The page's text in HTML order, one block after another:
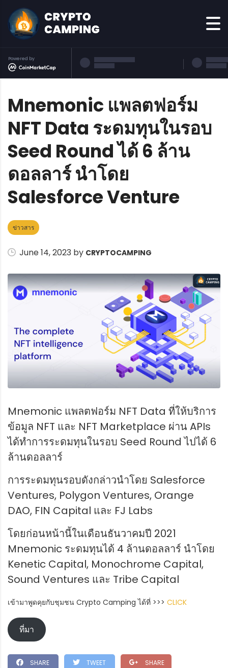
Powered by
Mnemonic แพลตฟอร์ม
NFT Data ระดมทุนในรอบ
Seed Round ได้ 6 ล้าน
ดอลลาร์ นำโดย
Salesforce Venture
ข่าวสาร
June 14, 2023 by CRYPTOCAMPING
Mnemonic แพลตฟอร์ม NFT Data ที่ให้บริการ
ข้อมูล NFT และ NFT Marketplace ผ่าน APIs
ได้ทำการระดมทุนในรอบ Seed Round ไปได้ 6
ล้านดอลลาร์
การระดมทุนรอบดังกล่าวนำโดย Salesforce
Ventures, Polygon Ventures, Orange
DAO, FIN Capital และ FJ Labs
โดยก่อนหน้านี้ในเดือนธันวาคมปี 2021
Mnemonic ระดมทุนได้ 4 ล้านดอลลาร์ นำโดย
Kenetic Capital, Monochrome Capital,
Sound Ventures และ Tribe Capital
เข้ามาพูดคุยกับชุมชน Crypto Camping ได้ที่ >>> CLICK
ที่มา
SHARE TWEET SHARE